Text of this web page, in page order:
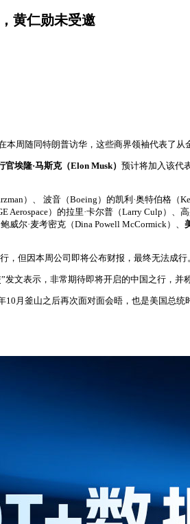
黄仁勋未受邀
周随同特朗普访华，这些商界领袖代表了从
埃隆·马斯克（Elon Musk） 预计将加入该代
）、 波音（Boeing）的凯利·奥特伯格
Aerospace）的拉里·卡尔普（Larry Culp）
威尔·麦考密克（Dina Powell McCormick）、
，但因本周公司即将公布财报，最终无法成行
文表示，非常期待即将开启的中国之行，并
月釜山之后再次面对面会晤，也是美国总